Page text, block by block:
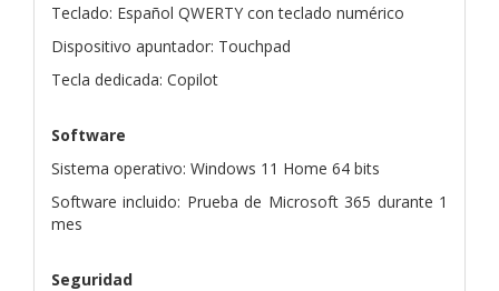
Teclado: Español QWERTY con teclado numérico
Dispositivo apuntador: Touchpad
Tecla dedicada: Copilot
Software
Sistema operativo: Windows 11 Home 64 bits
Software incluido: Prueba de Microsoft 365 durante 1
mes
Seguridad